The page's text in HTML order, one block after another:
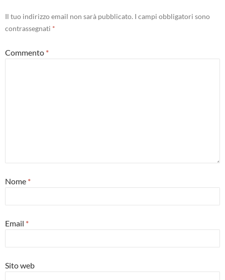
Il tuo indirizzo email non sarà pubblicato. I campi obbligatori sono
contrassegnati *
Commento *
Nome *
Email *
Sito web